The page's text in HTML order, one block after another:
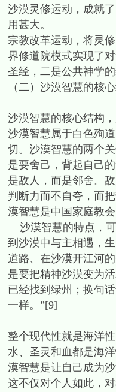
沙漠灵修运动，成就
用甚大。
宗教改革运动，将灵
界修道院模式实现了
圣经，二是公共神学的
（二）沙漠智慧的核
沙漠智慧的核心结构
沙漠智慧属于白色殉
切。沙漠智慧的两个
是要舍己，背起自己
是敌人，而是邻舍。
判断力而不自夸，而
漠智慧是中国家庭教会
沙漠智慧的特点，可
到沙漠中与主相遇，
道路、在沙漠开江河
是要把精神沙漠变为
已经找到绿州；换句
一样。”[9]
整个现代性就是海洋
水、圣灵和血都是海
漠智慧是让自己成为
这不仅对个人如此，